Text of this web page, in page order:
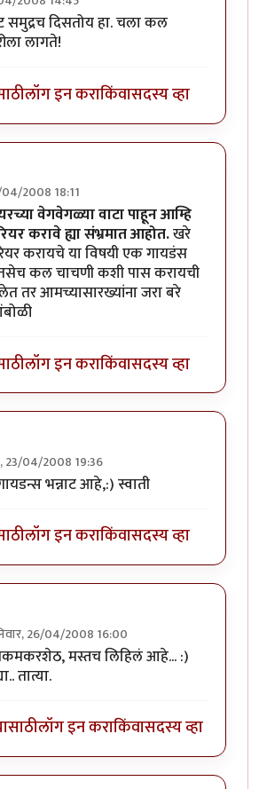
समुद्रच दिसतोय हा. चला कल
लागते!
लॉग इन कराकिंवासदस्य व्हा
2008 18:11
वेगवेगळ्या वाटा पाहून आम्हि
करावे ह्या संभ्रमात आहोत.खरे
करायचे या विषयी एक गायडंस
तसेच कल चाचणी कशी पास करायची
तर आमच्यासारख्यांना जरा बरे
लॉग इन कराकिंवासदस्य व्हा
23/04/2008 19:36
भन्नाट आहे,:) स्वाती
लॉग इन कराकिंवासदस्य व्हा
26/04/2008 16:00
byस्वाती दिनेश
मस्तच लिहिलं आहे... :)
तात्या.
लॉग इन कराकिंवासदस्य व्हा